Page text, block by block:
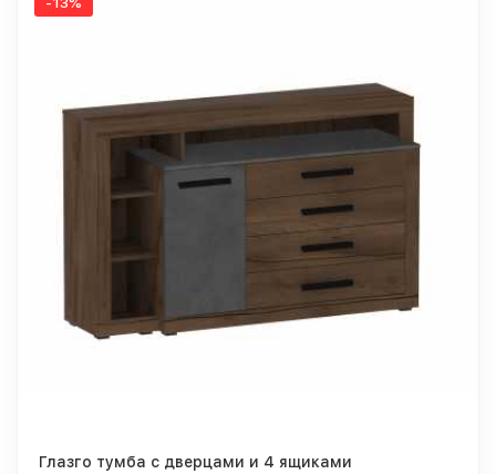
Глазго тумба с дверцами и 4 ящиками